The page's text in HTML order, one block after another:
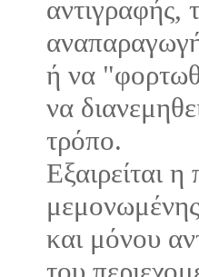
αντιγραφής,
ή να
να
τρόπο.
Εξαιρείται
και μόνου